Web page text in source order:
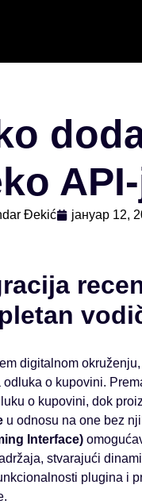
Đekić јануар 12,
digitalnom okruženju,
o kupovini.
o kupovini, dok
u odnosu na one bez
Interface)
stvarajući
plugina i